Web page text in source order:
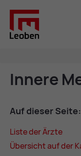
In­ne­re
Auf die­ser Sei­te:
Lis­te der Ärzte
Über­sicht auf der